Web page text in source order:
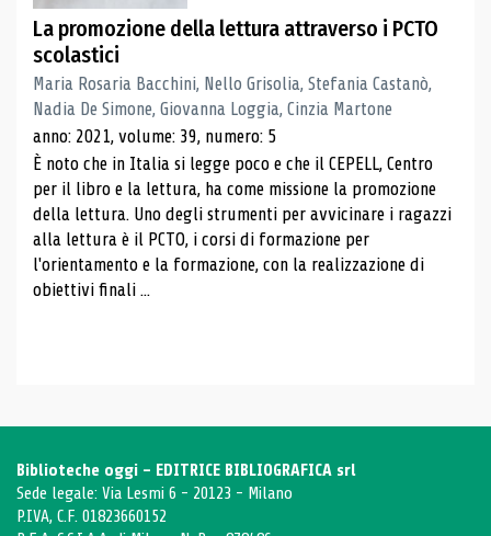
La promozione della lettura attraverso i PCTO
scolastici
Maria Rosaria Bacchini, Nello Grisolia, Stefania Castanò,
Nadia De Simone, Giovanna Loggia, Cinzia Martone
anno: 2021, volume: 39, numero: 5
È noto che in Italia si legge poco e che il CEPELL, Centro
per il libro e la lettura, ha come missione la promozione
della lettura. Uno degli strumenti per avvicinare i ragazzi
alla lettura è il PCTO, i corsi di formazione per
l'orientamento e la formazione, con la realizzazione di
obiettivi finali ...
Biblioteche oggi - EDITRICE BIBLIOGRAFICA srl
Sede legale: Via Lesmi 6 - 20123 - Milano
P.IVA, C.F. 01823660152